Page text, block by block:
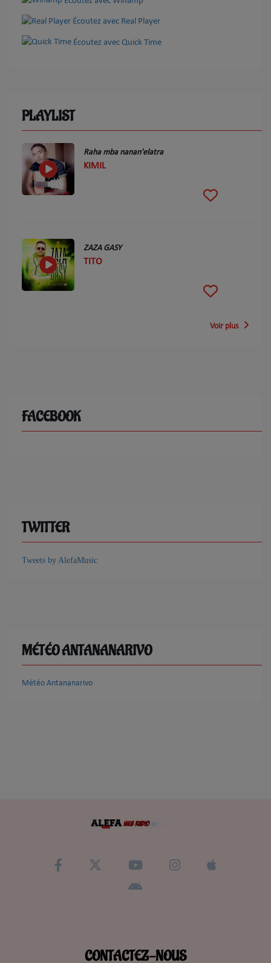
Écoutez avec Real Player
Écoutez avec Quick Time
PLAYLIST
Raha mba nanan'elatra
KIMIL
ZAZA GASY
TITO
Voir plus
FACEBOOK
TWITTER
Tweets by AlefaMusic
MÉTÉO ANTANANARIVO
Météo Antananarivo
CONTACTEZ-NOUS